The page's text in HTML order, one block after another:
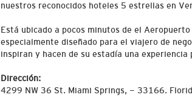
nuestros reconocidos hoteles 5 estrellas en
Está ubicado a pocos minutos de el
especialmente diseñado para el viajero de
inspiran y hacen de su estadía una experiencia
Dirección:
4299 NW 36 St. Miami Springs, - 33166.